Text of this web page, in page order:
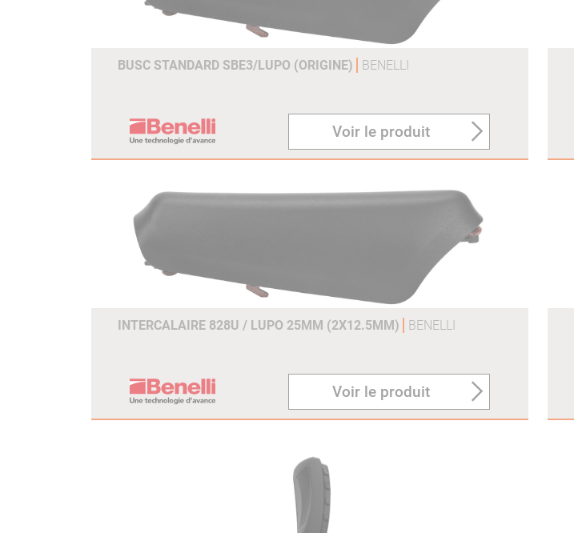
BUSC STANDARD SBE3/LUPO (ORIGINE) BENELLI
Voir le produit
INTERCALAIRE 828U / LUPO 25MM (2X12.5MM) BENELLI
Voir le produit